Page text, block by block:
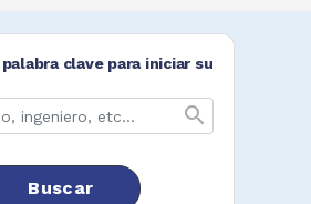
clave para iniciar su
search
Buscar